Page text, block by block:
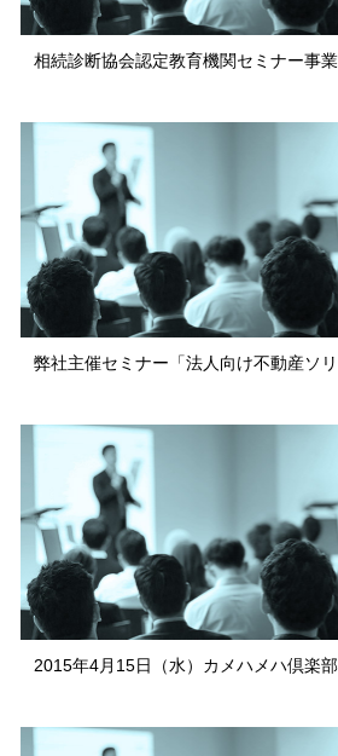
相続診断協会認定教育機関セミナー事業
弊社主催セミナー「法人向け不動産ソリ
2015年4月15日（水）カメハメハ倶楽